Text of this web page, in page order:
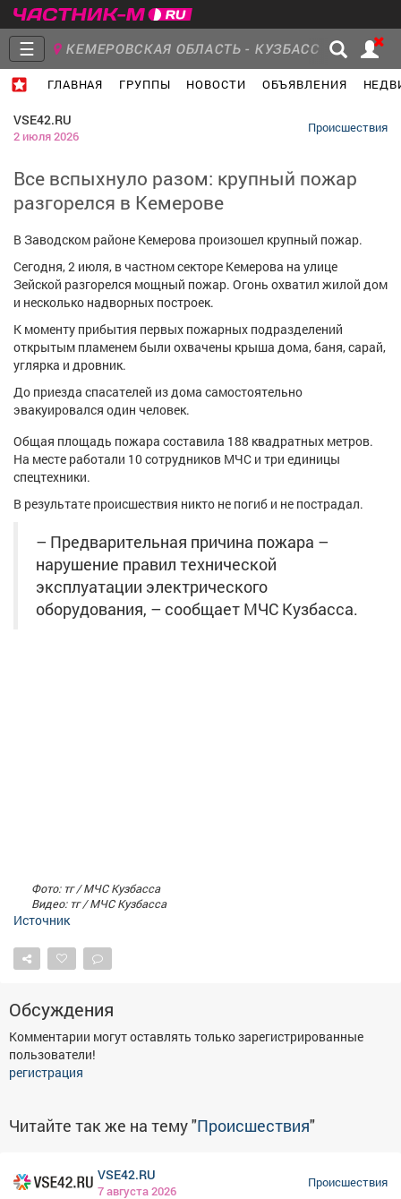
☰ КЕМЕРОВСКАЯ ОБЛАСТЬ - КУЗБАСС
ГЛАВНАЯ ГРУППЫ НОВОСТИ ОБЪЯВЛЕНИЯ
Объявления Недвижимость
Работа Транспорт
Афиша Обучение
Товары Поздравления Погода
ТВ программа Я - пенсионер
VSE42.RU
2 июля 2026
Происшествия
Все вспыхнуло разом: крупный пожар
разгорелся в Кемерове
В Заводском районе Кемерова произошел крупный пожар.
Сегодня, 2 июля, в частном секторе Кемерова на улице
Зейской разгорелся мощный пожар. Огонь охватил жилой дом
и несколько надворных построек.
К моменту прибытия первых пожарных подразделений
открытым пламенем были охвачены крыша дома, баня, сарай,
углярка и дровник.
До приезда спасателей из дома самостоятельно
эвакуировался один человек.
Общая площадь пожара составила 188 квадратных метров.
На месте работали 10 сотрудников МЧС и три единицы
спецтехники.
В результате происшествия никто не погиб и не пострадал.
– Предварительная причина пожара –
нарушение правил технической
эксплуатации электрического
оборудования, – сообщает МЧС Кузбасса.
Фото: тг / МЧС Кузбасса
Видео: тг / МЧС Кузбасса
Источник
Обсуждения
Комментарии могут оставлять только зарегистрированные
пользователи!
регистрация
Читайте так же на тему "Происшествия"
VSE42.RU
7 августа 2026
Происшествия